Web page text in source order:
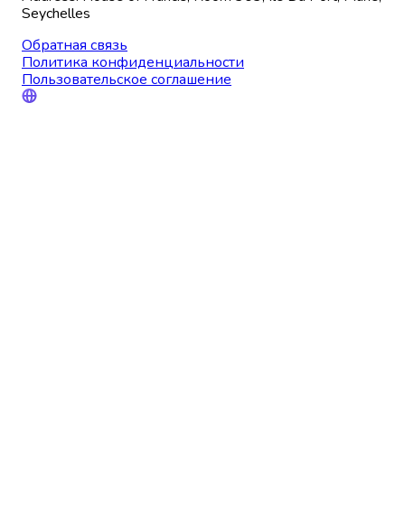
Seychelles
Обратная связь
Политика конфиденциальности
Пользовательское соглашение